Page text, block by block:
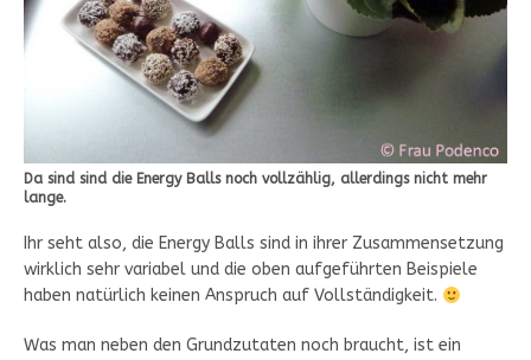
Da sind sind die Energy Balls noch vollzählig, allerdings nicht mehr
lange.
Ihr seht also, die Energy Balls sind in ihrer Zusammensetzung
wirklich sehr variabel und die oben aufgeführten Beispiele
haben natürlich keinen Anspruch auf Vollständigkeit.
Was man neben den Grundzutaten noch braucht, ist ein